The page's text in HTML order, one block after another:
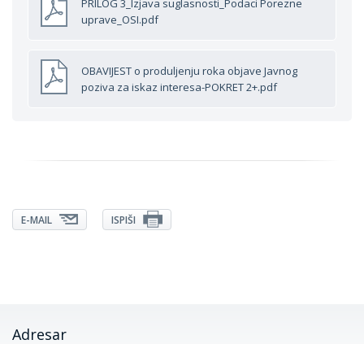
PRILOG 3_Izjava suglasnosti_Podaci Porezne
uprave_OSI.pdf
OBAVIJEST o produljenju roka objave Javnog
poziva za iskaz interesa-POKRET 2+.pdf
E-MAIL ISPIŠI
Adresar